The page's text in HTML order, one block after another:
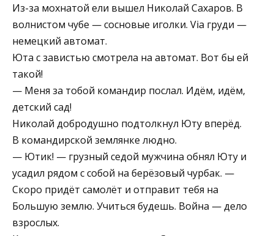
Из-за мохнатой ели вышел Николай Сахаров. В
волнистом чубе — сосновые иголки. Via груди —
немецкий автомат.
Юта с завистью смотрела на автомат. Вот бы ей
такой!
— Меня за тобой командир послал. Идём, идём,
детский сад!
Николай добродушно подтолкнул Юту вперёд.
В командирской землянке людно.
— Ютик! — грузный седой мужчина обнял Юту и
усадил рядом с собой на берёзовый чурбак. —
Скоро придёт самолёт и отправит тебя на
Большую землю. Учиться будешь. Война — дело
взрослых.